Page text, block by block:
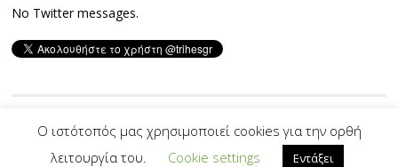
No Twitter messages.
Copyright © 2026 ΤΡΙΧΕΣ. All Rights Reserved.
Designed by
Developed By -|PVS|-
Ο ιστότοπός μας χρησιμοποιεί cookies για την ορθή
λειτουργία του.
Cookie settings Εντάξει